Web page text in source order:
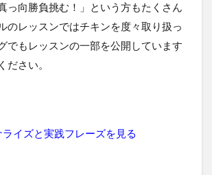
っ向勝負挑む！」という方もたくさん
のレッスンではチキンを度々取り扱っ
でもレッスンの一部を公開しています
ださい。
イズと実践フレーズを見る